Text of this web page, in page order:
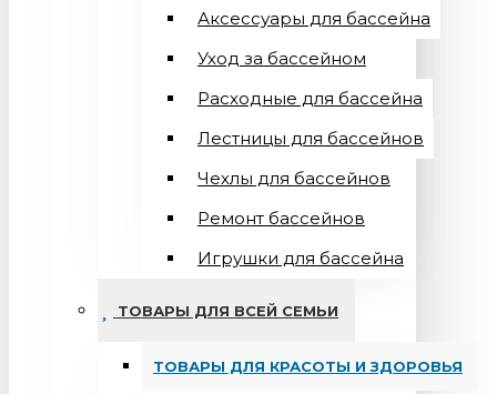
Аксессуары для бассейна
Уход за бассейном
Расходные для бассейна
Лестницы для бассейнов
Чехлы для бассейнов
Ремонт бассейнов
Игрушки для бассейна
ТОВАРЫ ДЛЯ ВСЕЙ СЕМЬИ
ТОВАРЫ ДЛЯ КРАСОТЫ И ЗДОРОВЬЯ